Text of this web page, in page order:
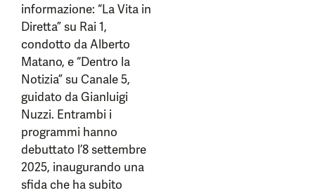
informazione: “La Vita in
Diretta” su Rai 1,
condotto da Alberto
Matano, e “Dentro la
Notizia” su Canale 5,
guidato da Gianluigi
Nuzzi. Entrambi i
programmi hanno
debuttato l’8 settembre
2025, inaugurando una
sfida che ha subito